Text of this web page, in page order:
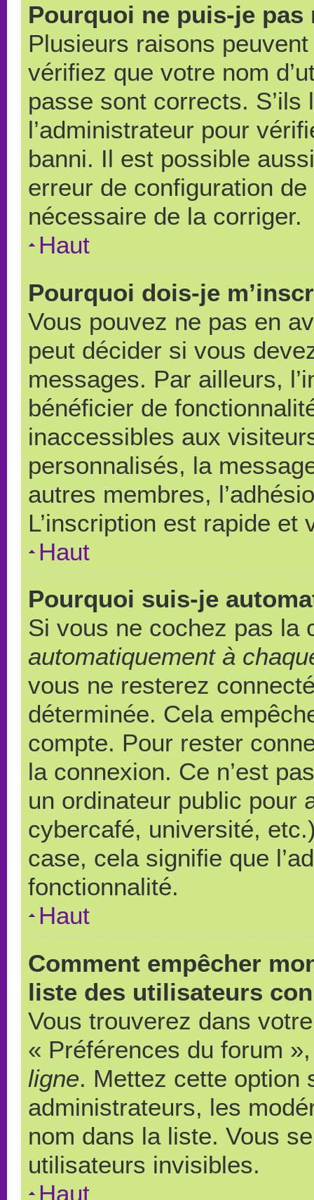
Pourquoi ne puis-je pas
Plusieurs raisons
vérifiez que votre nom
passe sont corrects.
l’administrateur pour
banni. Il est possible
erreur de configuration
nécessaire de la corriger.
Haut
Pourquoi dois-je
Vous pouvez ne pas en
peut décider si vous
messages. Par ailleurs,
bénéficier de
inaccessibles aux
personnalisés, la
autres membres,
L’inscription est rapide et
Haut
Pourquoi suis-je
Si vous ne cochez pas la
automatiquement à
vous ne resterez
déterminée. Cela
compte. Pour rester
la connexion. Ce n’est
un ordinateur public pour
cybercafé, université,
case, cela signifie que
fonctionnalité.
Haut
Comment empêcher
liste des utilisateurs
Vous trouverez dans
« Préférences du forum
ligne. Mettez cette option
administrateurs, les
nom dans la liste. Vous
utilisateurs invisibles.
Haut